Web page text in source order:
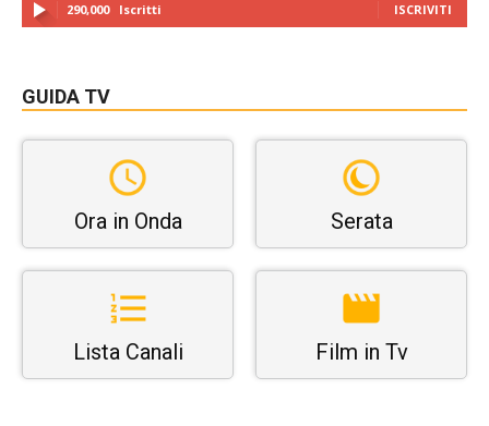
290,000 Iscritti ISCRIVITI
GUIDA TV
Ora in Onda Serata
Lista Canali Film in Tv